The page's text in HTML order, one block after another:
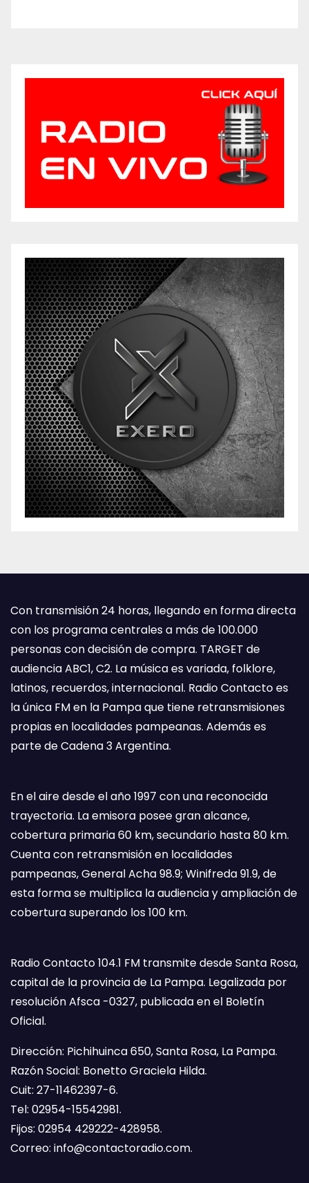
Con transmisión 24 horas, llegando en forma directa
con los programa centrales a más de 100.000
personas con decisión de compra. TARGET de
audiencia ABC1, C2. La música es variada, folklore,
latinos, recuerdos, internacional. Radio Contacto es
la única FM en la Pampa que tiene retransmisiones
propias en localidades pampeanas. Además es
parte de Cadena 3 Argentina.
En el aire desde el año 1997 con una reconocida
trayectoria. La emisora posee gran alcance,
cobertura primaria 60 km, secundario hasta 80 km.
Cuenta con retransmisión en localidades
pampeanas, General Acha 98.9; Winifreda 91.9, de
esta forma se multiplica la audiencia y ampliación de
cobertura superando los 100 km.
Radio Contacto 104.1 FM transmite desde Santa Rosa,
capital de la provincia de La Pampa. Legalizada por
resolución Afsca -0327, publicada en el Boletín
Oficial.
Dirección: Pichihuinca 650, Santa Rosa, La Pampa.
Razón Social: Bonetto Graciela Hilda.
Cuit: 27-11462397-6.
Tel: 02954-15542981.
Fijos: 02954 429222-428958.
Correo: info@contactoradio.com.